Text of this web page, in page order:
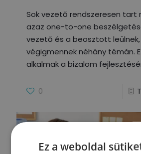
Sok vezető rendszeresen tart
azaz one-to-one
vezető és a beosztott
végigmennek néhány témán.
alkalmak a bizalom
0
Ez a weboldal